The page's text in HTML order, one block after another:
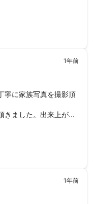
1年前
寧に家族写真を撮影頂
きました。出来上がり
1年前